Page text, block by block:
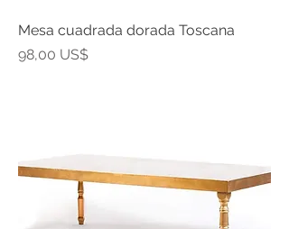
Mesa cuadrada dorada Toscana
Precio
98,00 US$